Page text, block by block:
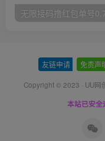
友链申请 免责声
Copyright © 2023 · UU网
本站已安全